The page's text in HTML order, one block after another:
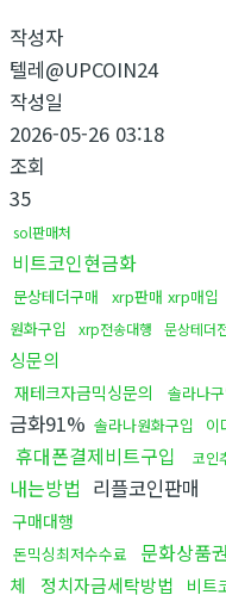
작성자
텔레@UPCOIN24
작성일
2026-05-26 03:18
조회
35
sol판매처
비트코인현금화
문상테더구매 xrp판매 xrp매입
원화구입
xrp전송대행 문상테더
싱문의
재테크자금믹싱문의 솔라나
금화91% 솔라나원화구입 이
휴대폰결제비트구입 코인
내는방법 리플코인판매
구매대행
돈믹싱최저수수료 문화상품
체
정치자금세탁방법 비트